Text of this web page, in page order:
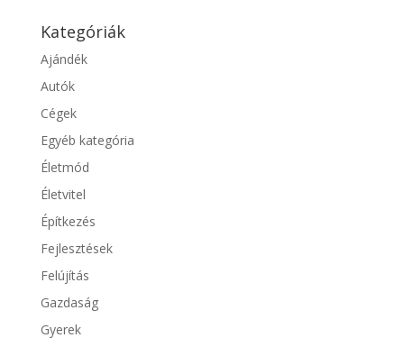
Kategóriák
Ajándék
Autók
Cégek
Egyéb kategória
Életmód
Életvitel
Építkezés
Fejlesztések
Felújítás
Gazdaság
Gyerek